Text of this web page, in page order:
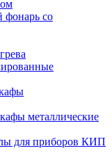
со
металлические
для приборов КИП